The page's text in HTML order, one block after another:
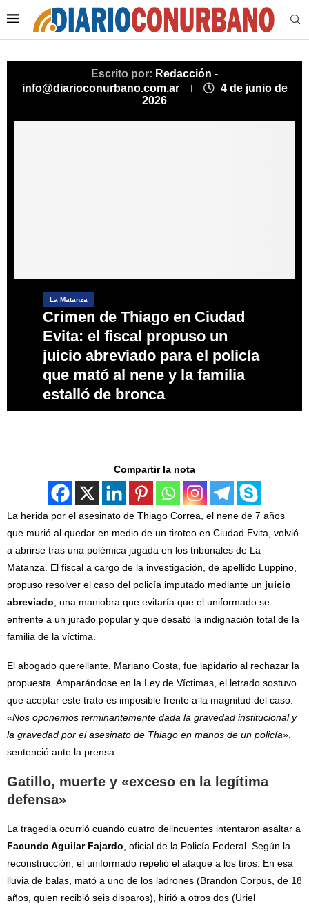
Escrito por: Redacción -
info@diarioconurbano.com.ar
4 de junio de
2026
La Matanza
Crimen de Thiago en Ciudad
Evita: el fiscal propuso un
juicio abreviado para el policía
que mató al nene y la familia
estalló de bronca
Compartir la nota
La herida por el asesinato de Thiago Correa, el nene de 7 años
que murió al quedar en medio de un tiroteo en Ciudad Evita, volvió
a abrirse tras una polémica jugada en los tribunales de La
Matanza. El fiscal a cargo de la investigación, de apellido Luppino,
propuso resolver el caso del policía imputado mediante un juicio
abreviado, una maniobra que evitaría que el uniformado se
enfrente a un jurado popular y que desató la indignación total de la
familia de la víctima.
El abogado querellante, Mariano Costa, fue lapidario al rechazar la
propuesta. Amparándose en la Ley de Víctimas, el letrado sostuvo
que aceptar este trato es imposible frente a la magnitud del caso.
«Nos oponemos terminantemente dada la gravedad institucional y
la gravedad por el asesinato de Thiago en manos de un policía»,
sentenció ante la prensa.
Gatillo, muerte y «exceso en la legítima
defensa»
La tragedia ocurrió cuando cuatro delincuentes intentaron asaltar a
Facundo Aguilar Fajardo, oficial de la Policía Federal. Según la
reconstrucción, el uniformado repelió el ataque a los tiros. En esa
lluvia de balas, mató a uno de los ladrones (Brandon Corpus, de 18
años, quien recibió seis disparos), hirió a otros dos (Uriel